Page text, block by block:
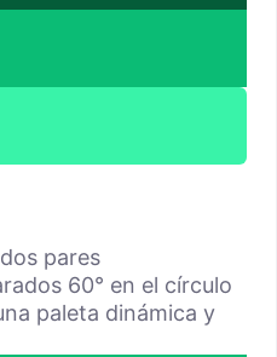
pares
60° en el círculo
paleta dinámica y